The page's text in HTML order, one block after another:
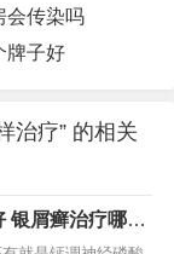
会传染吗
牌子好
治疗” 的相关
银屑癣治疗哪种